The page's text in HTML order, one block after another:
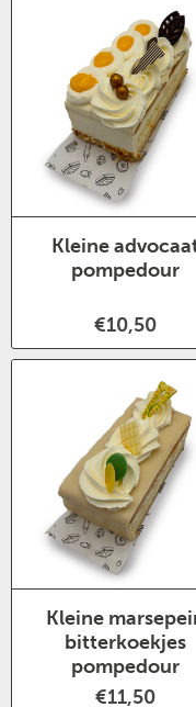
Kleine
pompedour
€10,50
Kleine
bitterkoekjes
pompedour
€11,50